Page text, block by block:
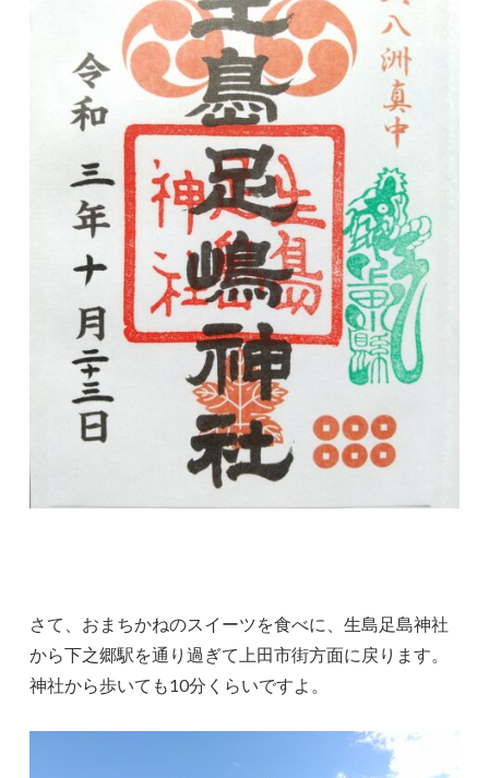
さて、おまちかねのスイーツを食べに、生島足島神社
から下之郷駅を通り過ぎて上田市街方面に戻ります。
神社から歩いても10分くらいですよ。